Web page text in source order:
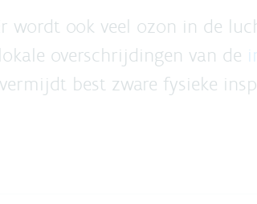
wordt ook veel ozon in de
overschrijdingen van de
best zware fysieke